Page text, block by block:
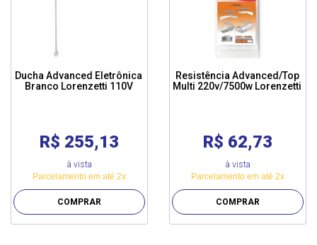
Ducha Advanced Eletrônica
Branco Lorenzetti 110V
R$ 255,13
à vista
Parcelamento em até 2x
COMPRAR
Resistência Advanced/Top
Multi 220v/7500w Lorenzetti
R$ 62,73
à vista
Parcelamento em até 2x
COMPRAR